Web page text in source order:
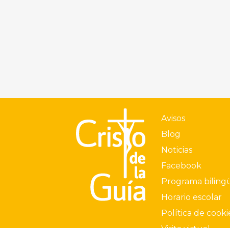
Avisos
Blog
Noticias
Facebook
Programa
Horario escolar
Política de